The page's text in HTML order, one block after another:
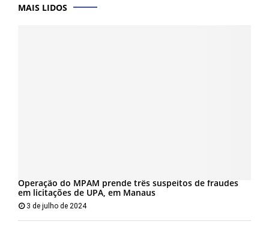
MAIS LIDOS
Operação do MPAM prende três suspeitos de fraudes
em licitações de UPA, em Manaus
3 de julho de 2024